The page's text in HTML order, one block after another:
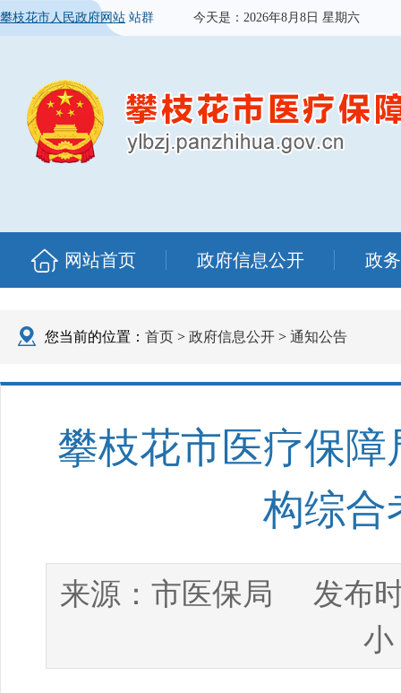
攀枝花市人民政府网站 站群 今天是： 2026年8月8日 星期六
网站首页 政府信息公开 政
您当前的位置： 首页 > 政府信息公开 > 通知公告
攀枝花市医疗保障
构综合
来源： 市医保局 发布
小